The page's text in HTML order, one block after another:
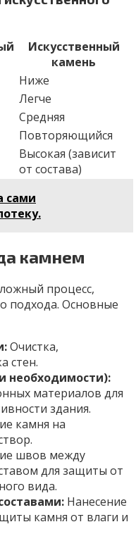
Искусственный
камень
Ниже
Легче
Средняя
Повторяющийся
Высокая (зависит
от состава)
сами
камнем
процесс,
подхода. Основные
Очистка,
стен.
необходимости):
материалов для
здания.
камня на
швов между
для защиты от
вида.
Нанесение
камня от влаги и